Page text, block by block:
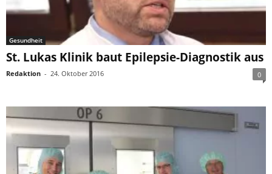
Gesundheit
St. Lukas Klinik baut Epilepsie-Diagnostik aus
Redaktion - 24. Oktober 2016 0